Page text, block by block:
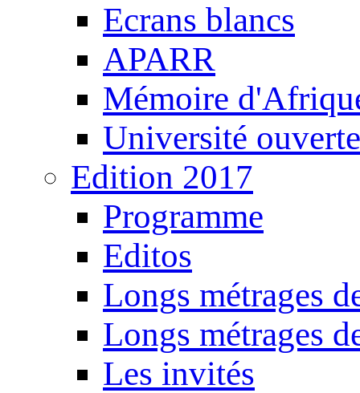
Ecrans blancs
APARR
Mémoire
Université ouverte
Edition 2017
Programme
Editos
Longs métrages
Longs métrages
Les invités